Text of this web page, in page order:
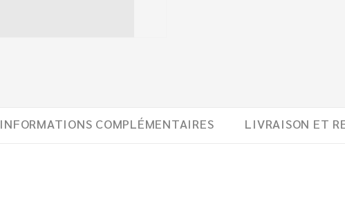
INFORMATIONS COMPLÉMENTAIRES LIVRAISON ET